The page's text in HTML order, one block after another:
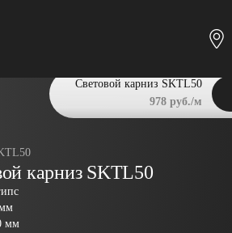
карниз SKTL50
мм
Световой карниз SKTL50
978 руб./м